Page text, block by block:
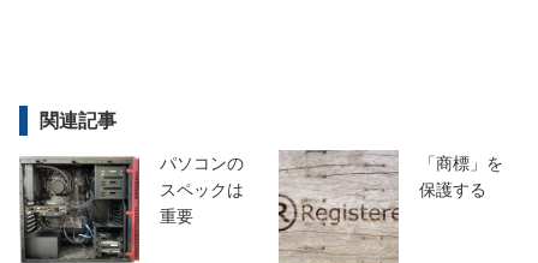
関連記事
パソコンの
スペックは
重要
「商標」を
保護する